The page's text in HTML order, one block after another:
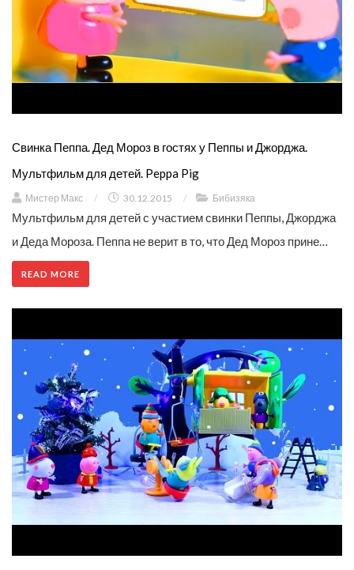
Свинка Пеппа. Дед Мороз в гостях у Пеппы и Джорджа.
Мультфильм для детей. Peppa Pig
Мистер Макс / 30.12.2015 / Бибизяка
Мультфильм для детей с участием свинки Пеппы, Джорджа
и Деда Мороза. Пеппа не верит в то, что Дед Мороз прине…
READ MORE